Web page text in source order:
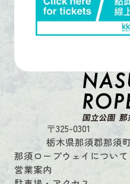
〒325-0301
栃木県那須郡那須
那須ロープウェイについて
営業案内